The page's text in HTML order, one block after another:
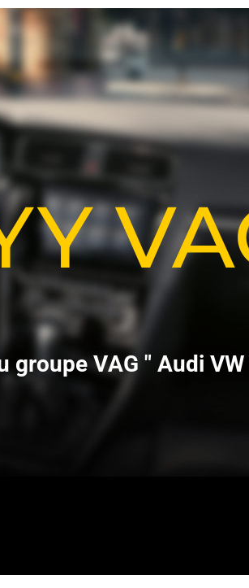
groupe VAG " Audi VW